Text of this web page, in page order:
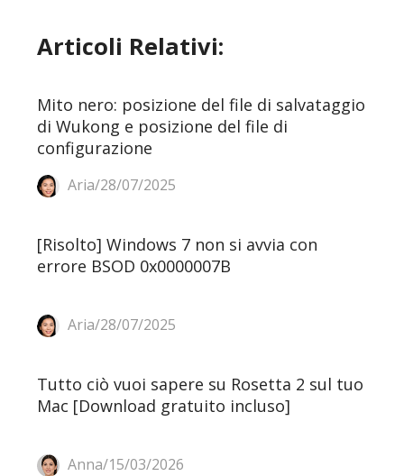
Articoli Relativi:
Mito nero: posizione del file di salvataggio
di Wukong e posizione del file di
configurazione
Aria/28/07/2025
[Risolto] Windows 7 non si avvia con
errore BSOD 0x0000007B
Aria/28/07/2025
Tutto ciò vuoi sapere su Rosetta 2 sul tuo
Mac [Download gratuito incluso]
Anna/15/03/2026